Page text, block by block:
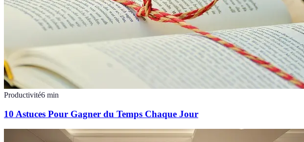
Productivité6 min
10 Astuces Pour Gagner du Temps Chaque Jour